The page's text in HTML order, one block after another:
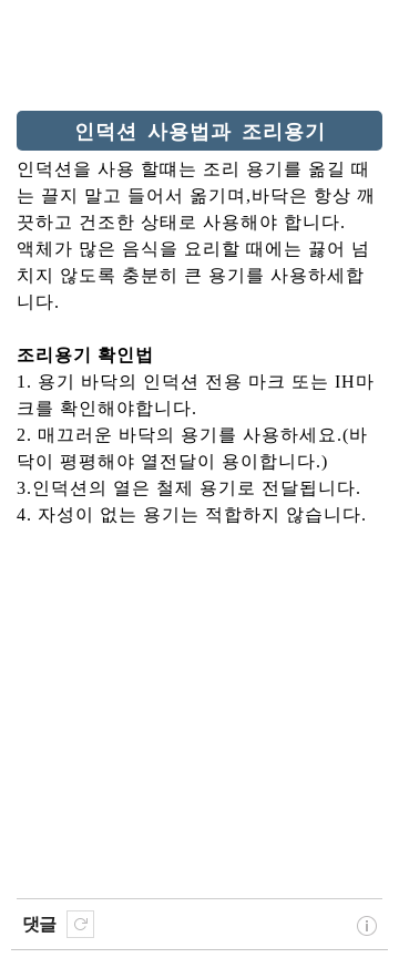
인덕션 사용법과 조리용기
인덕션을 사용 할떄는 조리 용기를 옮길 때
는 끌지 말고 들어서 옮기며,바닥은 항상 깨
끗하고 건조한 상태로 사용해야 합니다.
액체가 많은 음식을 요리할 때에는 끓어 넘
치지 않도록 충분히 큰 용기를 사용하세합
니다.
조리용기 확인법
1. 용기 바닥의 인덕션 전용 마크 또는 IH마
크를 확인해야합니다.
2. 매끄러운 바닥의 용기를 사용하세요.(바
닥이 평평해야 열전달이 용이합니다.)
3.인덕션의 열은 철제 용기로 전달됩니다.
4. 자성이 없는 용기는 적합하지 않습니다.
댓글